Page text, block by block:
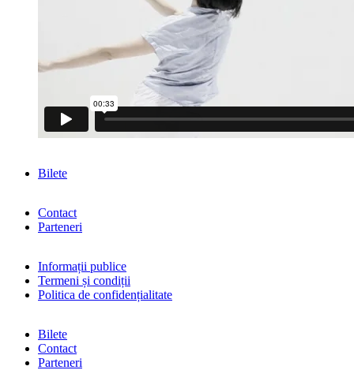
Bilete
Contact
Parteneri
Informații publice
Termeni și condiții
Politica de confidențialitate
Bilete
Contact
Parteneri